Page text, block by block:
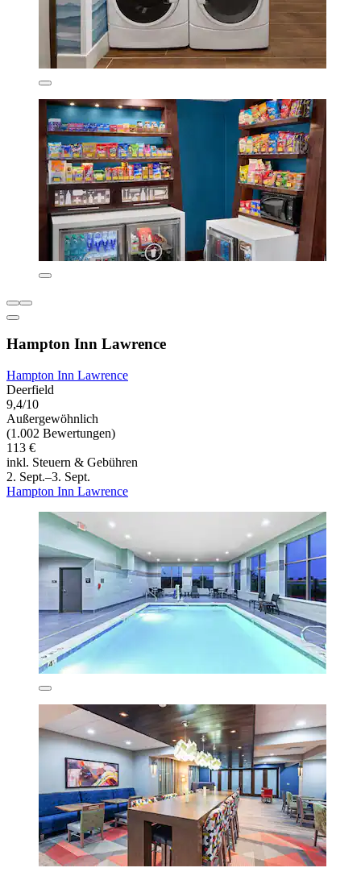
Hampton Inn Lawrence
Hampton Inn Lawrence
Deerfield
9,4/10
Außergewöhnlich
(1.002 Bewertungen)
113 €
inkl. Steuern & Gebühren
2. Sept.–3. Sept.
Hampton Inn Lawrence